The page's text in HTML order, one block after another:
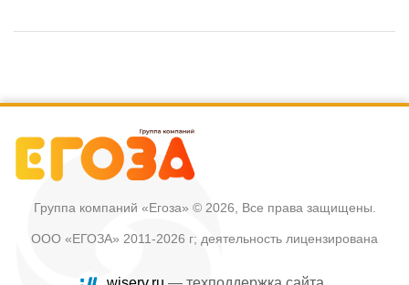
Группа компаний «Егоза» © 2026, Все права защищены.
ООО «ЕГОЗА» 2011-2026 г; деятельность лицензирована